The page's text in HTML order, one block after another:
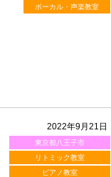
ボーカル・声楽教室
2022年9月21日
東京都八王子市
リトミック教室
ピアノ教室